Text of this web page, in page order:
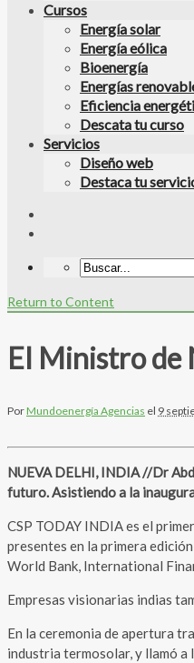
Cursos
Energía solar
Energía eólica
Bioenergía
Energías
Eficiencia
Descata tu curso
Servicios
Diseño web
Destaca tu
Return to Content
El Ministro de
PorMundoenergía Agencias el 9
NUEVA DELHI, INDIA //Dr
futuro. Asistiendo a la
CSP TODAY INDIA es el
presentes en la primera
World Bank, International
Empresas visionarias indias
En la ceremonia de apertura
industria termosolar, y llamó a